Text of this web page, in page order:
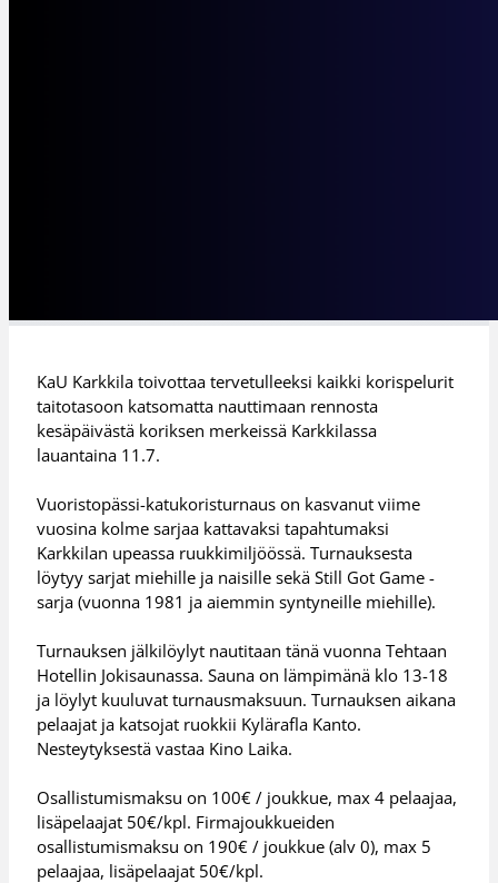
KaU Karkkila toivottaa tervetulleeksi kaikki korispelurit
taitotasoon katsomatta nauttimaan rennosta
kesäpäivästä koriksen merkeissä Karkkilassa
lauantaina 11.7.
Vuoristopässi-katukoristurnaus on kasvanut viime
vuosina kolme sarjaa kattavaksi tapahtumaksi
Karkkilan upeassa ruukkimiljöössä. Turnauksesta
löytyy sarjat miehille ja naisille sekä Still Got Game -
sarja (vuonna 1981 ja aiemmin syntyneille miehille).
Turnauksen jälkilöylyt nautitaan tänä vuonna Tehtaan
Hotellin Jokisaunassa. Sauna on lämpimänä klo 13-18
ja löylyt kuuluvat turnausmaksuun. Turnauksen aikana
pelaajat ja katsojat ruokkii Kylärafla Kanto.
Nesteytyksestä vastaa Kino Laika.
Osallistumismaksu on 100€ / joukkue, max 4 pelaajaa,
lisäpelaajat 50€/kpl. Firmajoukkueiden
osallistumismaksu on 190€ / joukkue (alv 0), max 5
pelaajaa, lisäpelaajat 50€/kpl.